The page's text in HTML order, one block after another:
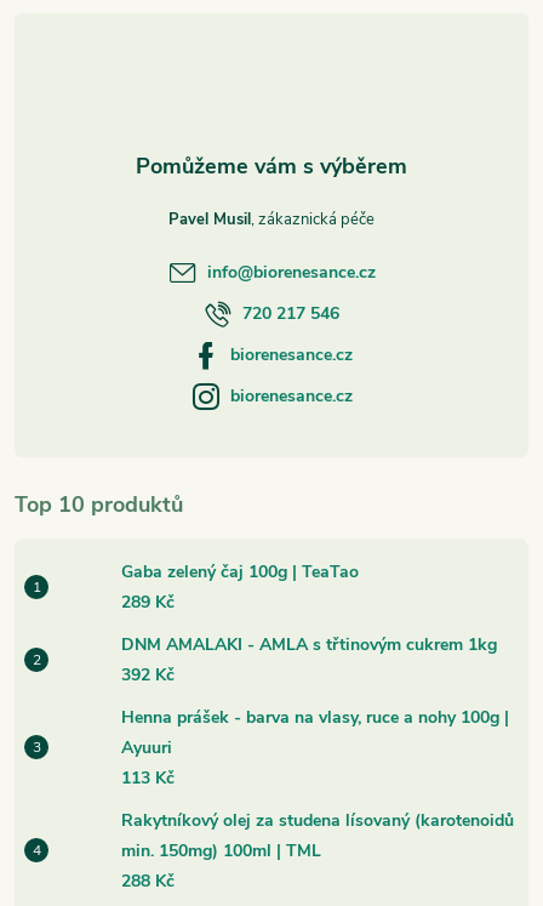
Top 10 produktů
Gaba zelený čaj 100g | TeaTao
289 Kč
DNM AMALAKI - AMLA s třtinovým cukrem 1kg
392 Kč
Henna prášek - barva na vlasy, ruce a nohy 100g |
Ayuuri
113 Kč
Rakytníkový olej za studena lísovaný (karotenoidů
min. 150mg) 100ml | TML
288 Kč
Pavel Musil
info@biorenesance.cz
720 217 546
biorenesance.cz
biorenesance.cz